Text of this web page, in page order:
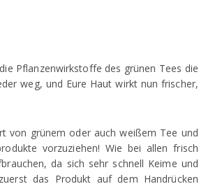
Pflanzenwirkstoffe des grünen Tees die
weg, und Eure Haut wirkt nun frischer,
von grünem oder auch weißem Tee und
vorzuziehen! Wie bei allen frisch
da sich sehr schnell Keime und
das Produkt auf dem Handrücken